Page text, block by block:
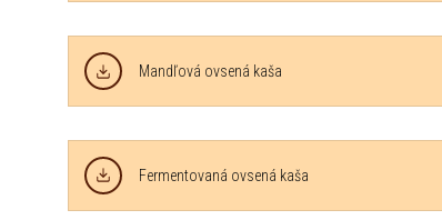
Mandľová ovsená kaša
Fermentovaná ovsená kaša